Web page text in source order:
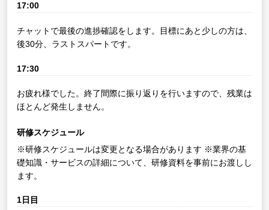
17:00
チャットで最後の進捗確認をします。目標にあと少しの方は、
後30分、ラストスパートです。
17:30
お疲れ様でした。終了間際に振り返りを行いますので、残業は
ほとんど発生しません。
研修スケジュール
※研修スケジュールは変更となる場合があります ※業界の基
礎知識・サービスの詳細について、研修資料を事前にお渡しし
ます。
1日目